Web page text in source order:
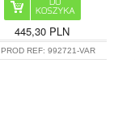
445,30 PLN
PROD REF:992721-VAR